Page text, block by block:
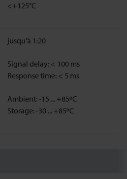
<+125°C
jusqu'à 1:20
Signal delay: < 100 ms
Response time: < 5 ms
Ambient: -15 ... +85ºC
Storage: -30 ... +85ºC